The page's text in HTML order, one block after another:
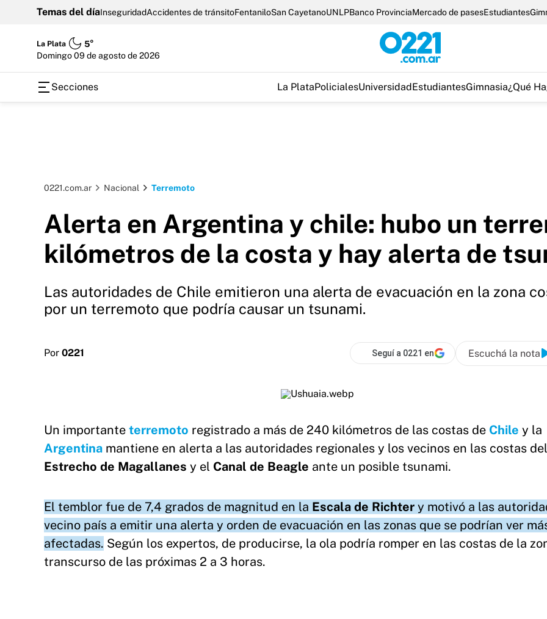
Temas del díaInseguridadAccidentes de tránsitoFentaniloSan CayetanoUNLPBanco ProvinciaMercado de pasesEstudiantes
La Plata
5°
domingo 09 de agosto de 2026
Secciones La PlataPolicialesUniversidadEstudiantesGimnasia¿Qué
0221.com.ar Nacional Terremoto
Alerta en Argentina y chile: hubo un
kilómetros de la costa y hay alerta de
Las autoridades de Chile emitieron una alerta de evacuación en la zona
por un terremoto que podría causar un tsunami.
Por 0221 Seguí a 0221 en Escuchá la nota
Un importante terremoto registrado a más de 240 kilómetros de las costas de Chile y la
Argentina mantiene en alerta a las autoridades regionales y los vecinos en las costas del
Estrecho de Magallanes y el Canal de Beagle ante un posible tsunami.
El temblor fue de 7,4 grados de magnitud en la Escala de Richter y motivó a las
vecino país a emitir una alerta y orden de evacuación en las zonas que se podrían ver
afectadas. Según los expertos, de producirse, la ola podría romper en las costas de la
transcurso de las próximas 2 a 3 horas.